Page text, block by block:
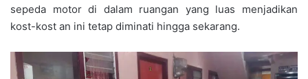
sepeda motor di dalam ruangan yang luas menjadikan
kost-kost an ini tetap diminati hingga sekarang.